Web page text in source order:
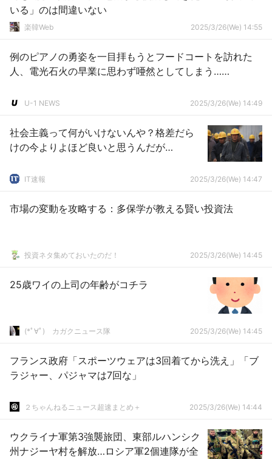
いる」のは間違いない
楽韓Web 2025/3/26(We) 14:55
例のピアノの勇姿を一目拝もうとフードコートを訪れた
人、電光石火の早業に思わず唖然としてしまう……
U-1 NEWS 2025/3/26(We) 14:49
社会主義って何がいけないんや？格差だら
けの今よりよほど良いと思うんだが…
IT速報 2025/3/26(We) 14:47
市場の変動を攻略する：多保学が教える賢い投資法
投資ネタ集めておいたのだ！ 2025/3/26(We) 14:45
25歳ワイの上司の年齢がコチラ
(*ﾟ∀ﾟ)ゞカガクニュース隊 2025/3/26(We) 14:45
フランス政府「スポーツウェアは3回着てから洗え」「ブ
ラジャー、パジャマは7回な」
２ちゃんねるニュース超速まとめ＋ 2025/3/26(We) 14:44
ウクライナ軍第3強襲旅団、東部ルハンシク
州ナジーヤ村を解放…ロシア軍2個連隊が全